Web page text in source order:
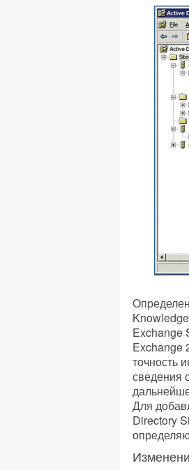
Exchange
Exchange
точность
сведения
Для
Directory